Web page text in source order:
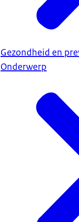
Gezondheid en
Onderwerp